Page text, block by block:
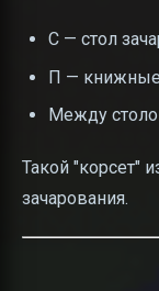
С — стол
П —
Между
Такой "корсет"
зачарования.